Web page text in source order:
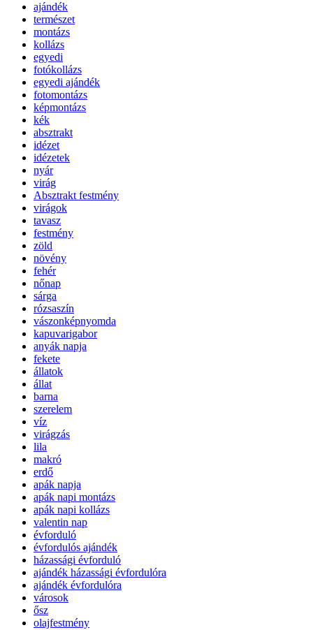
ajándék
természet
montázs
kollázs
egyedi
fotókollázs
egyedi ajándék
fotomontázs
képmontázs
kék
absztrakt
idézet
idézetek
nyár
virág
Absztrakt festmény
virágok
tavasz
festmény
zöld
növény
fehér
nőnap
sárga
rózsaszín
vászonképnyomda
kapuvarigabor
anyák napja
fekete
állatok
állat
barna
szerelem
víz
virágzás
lila
makró
erdő
apák napja
apák napi montázs
apák napi kollázs
valentin nap
évforduló
évfordulós ajándék
házassági évforduló
ajándék házassági évfordulóra
ajándék évfordulóra
városok
ősz
olajfestmény